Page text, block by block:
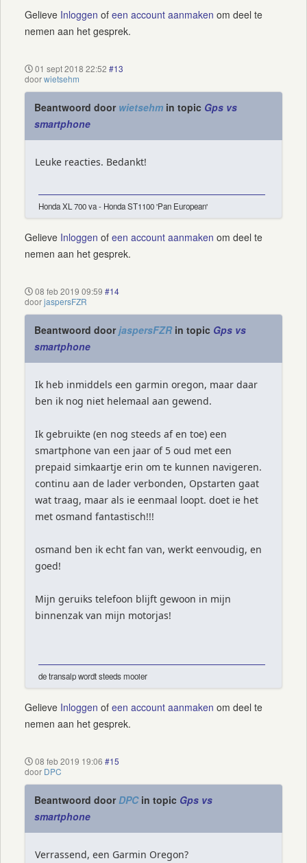
Gelieve Inloggen of een account aanmaken om deel te
nemen aan het gesprek.
01 sept 2018 22:52 #13
doorwietsehm
Beantwoord door wietsehm in topic Gps vs
smartphone
Leuke reacties. Bedankt!
Honda XL 700 va - Honda ST1100 'Pan European'
Gelieve Inloggen of een account aanmaken om deel te
nemen aan het gesprek.
08 feb 2019 09:59 #14
doorjaspersFZR
Beantwoord doorjaspersFZRin topic Gps vs
smartphone
Ik heb inmiddels een garmin oregon, maar daar
ben ik nog niet helemaal aan gewend.
Ik gebruikte (en nog steeds af en toe) een
smartphone van een jaar of 5 oud met een
prepaid simkaartje erin om te kunnen navigeren.
continu aan de lader verbonden, Opstarten gaat
wat traag, maar als ie eenmaal loopt. doet ie het
met osmand fantastisch!!!
osmand ben ik echt fan van, werkt eenvoudig, en
goed!
Mijn geruiks telefoon blijft gewoon in mijn
binnenzak van mijn motorjas!
de transalp wordt steeds mooier
Gelieve Inloggen of een account aanmaken om deel te
nemen aan het gesprek.
08 feb 2019 19:06 #15
door DPC
Beantwoord door DPCin topic Gps vs
smartphone
Verrassend, een Garmin Oregon?